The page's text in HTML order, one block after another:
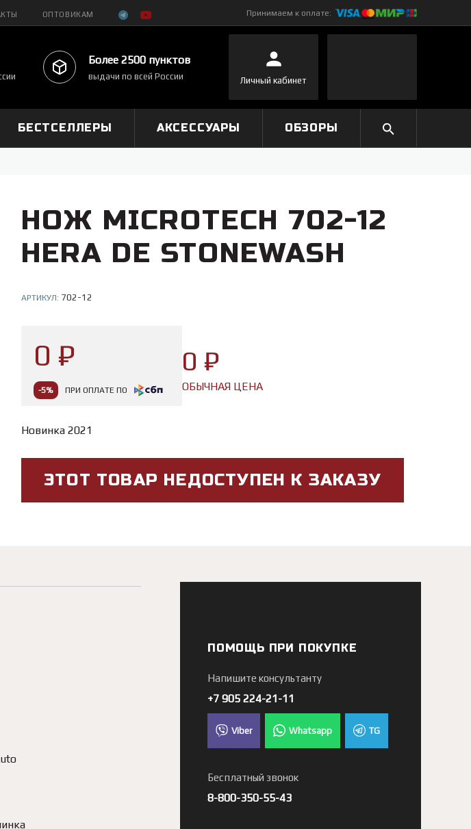
ОПТОВИКАМ Принимаем к оплате:
Более 2500 пунктов
выдачи по всей России Личный кабинет
БЕСТСЕЛЛЕРЫ АКСЕССУАРЫ ОБЗОРЫ
НОЖ MICROTECH 702-12
HERA DE STONEWASH
АРТИКУЛ: 702-12
0 ₽
-5% ПРИ ОПЛАТЕ ПО
0 ₽
ОБЫЧНАЯ ЦЕНА
Новинка 2021
ЭТОТ ТОВАР НЕДОСТУПЕН К ЗАКАЗУ
ПОМОЩЬ ПРИ ПОКУПКЕ
Напишите консультанту
+7 905 224-21-11
Viber Whatsapp TG
Бесплатный звонок
8-800-350-55-43